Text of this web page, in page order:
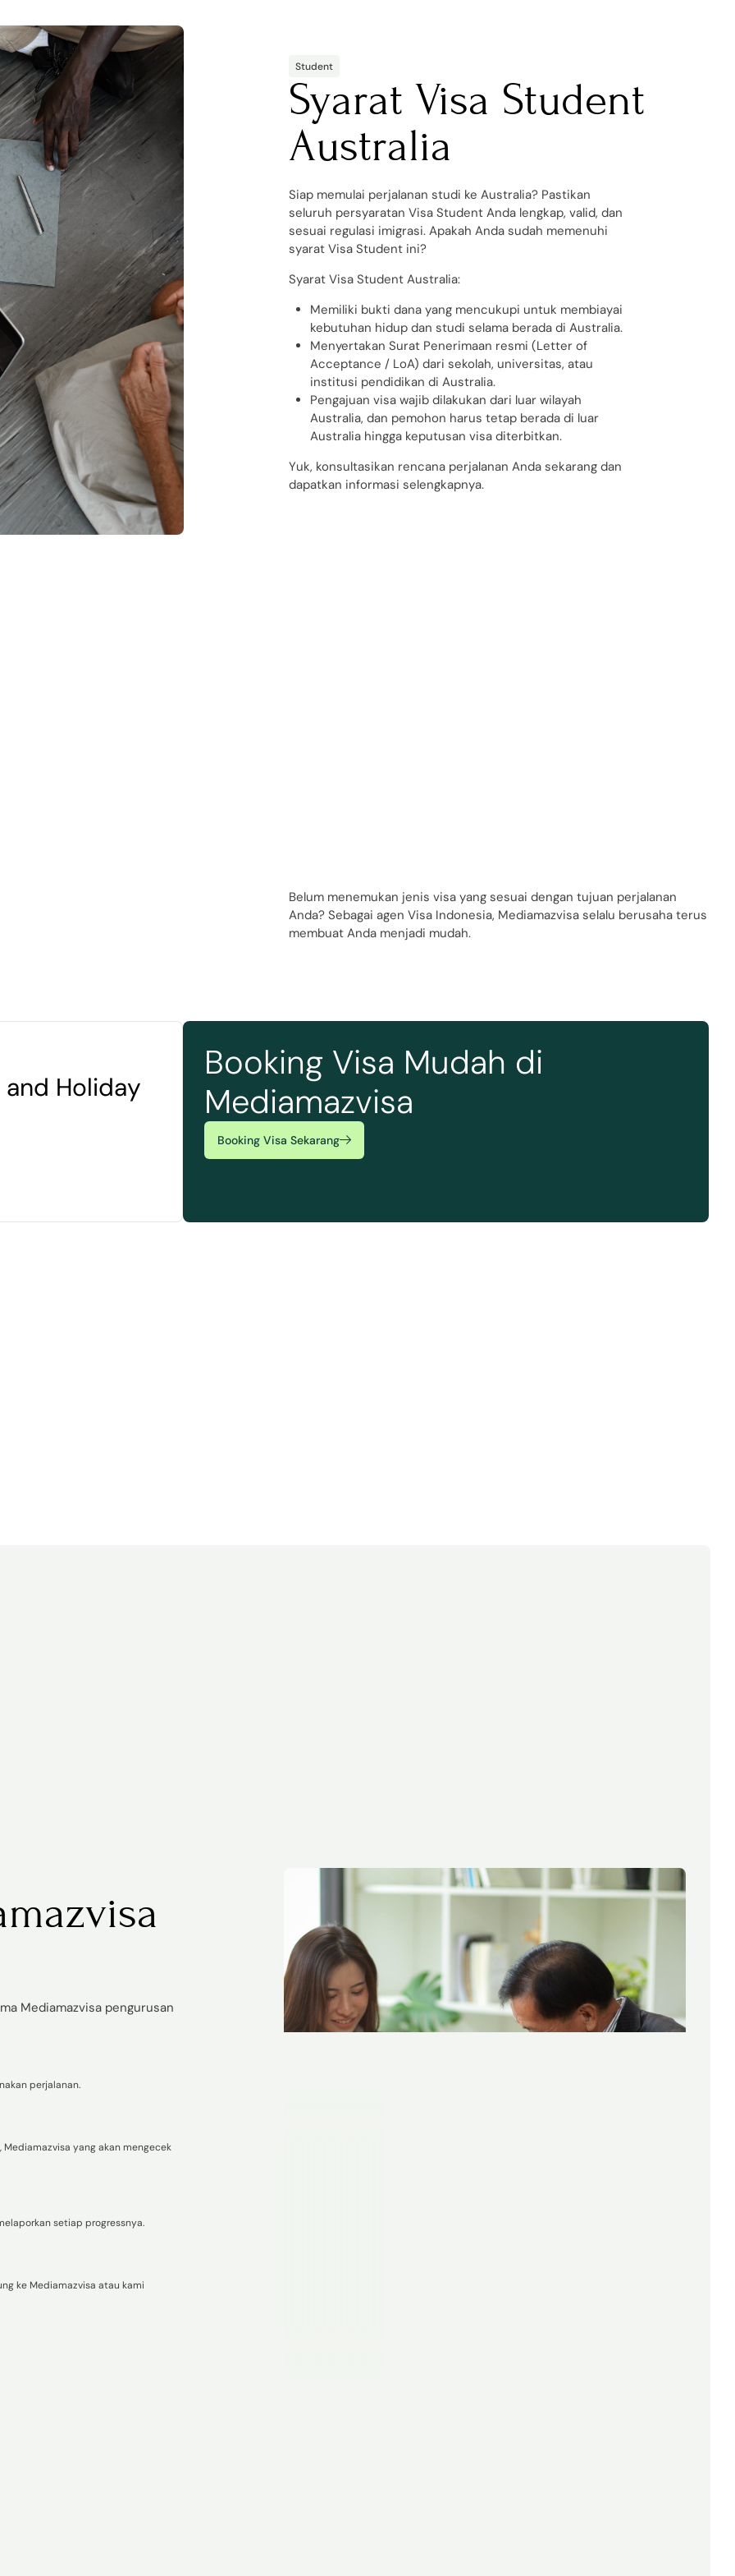
Student
Syarat Visa Student
Australia
Siap memulai perjalanan studi ke Australia? Pastikan
seluruh persyaratan Visa Student Anda lengkap, valid, dan
sesuai regulasi imigrasi. Apakah Anda sudah memenuhi
syarat Visa Student ini?
Syarat Visa Student Australia:
Memiliki bukti dana yang mencukupi untuk membiayai
kebutuhan hidup dan studi selama berada di Australia.
Menyertakan Surat Penerimaan resmi (Letter of
Acceptance / LoA) dari sekolah, universitas, atau
institusi pendidikan di Australia.
Pengajuan visa wajib dilakukan dari luar wilayah
Australia, dan pemohon harus tetap berada di luar
Australia hingga keputusan visa diterbitkan.
Yuk, konsultasikan rencana perjalanan Anda sekarang dan
dapatkan informasi selengkapnya.
Belum menemukan jenis visa yang sesuai dengan tujuan perjalanan
Anda? Sebagai agen Visa Indonesia, Mediamazvisa selalu berusaha terus
membuat Anda menjadi mudah.
and Holiday
Booking Visa Mudah di
Mediamazvisa
Booking Visa Sekarang
Mediamazvisa pengurusan
perjalanan.
yang akan mengecek
setiap progressnya.
ke Mediamazvisa atau kami